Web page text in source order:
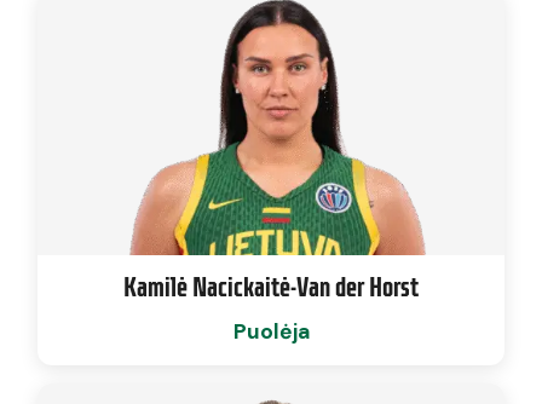
Kamilė Nacickaitė-Van der Horst
Puolėja